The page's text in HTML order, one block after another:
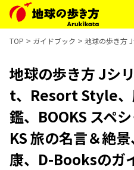
TOP ガイドブック 地球の歩き方
地球の歩き方 Jシ
t、Resort Style、
鑑、BOOKS スペ
KS 旅の名言＆絶
康、D-Booksのガ